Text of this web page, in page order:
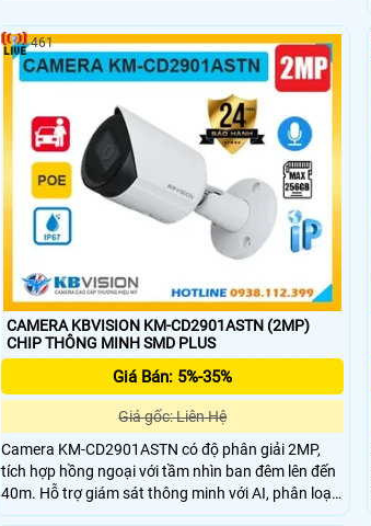
CAMERA KBVISION KM-CD2901ASTN (2MP)
CHIP THÔNG MINH SMD PLUS
Giá Bán: 5%-35%
Giá gốc: Liên Hệ
Camera KM-CD2901ASTN có độ phân giải 2MP,
tích hợp hồng ngoại với tầm nhìn ban đêm lên đến
40m. Hỗ trợ giám sát thông minh với AI, phân loại
và phát hiện chính xác người và xe, cùng khả năng
461